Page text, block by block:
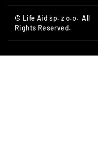
© Life Aid sp. z o.o. All
Rights Reserved.